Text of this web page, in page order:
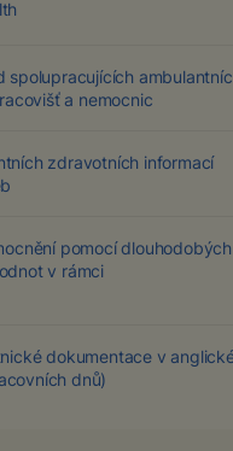
medikace a možnost chatu
vše buď z klientské zóny
Více o eHealth se
spolupracujících
a nemocnic
zdravotních informací
pomocí dlouhodobých
v rámci
dokumentace v
dnů)